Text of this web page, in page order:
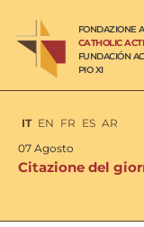
FONDAZIONE
CATHOLIC
FUNDACIÓN
PIO XI
IT EN FR ES AR
07 Agosto
Citazione del